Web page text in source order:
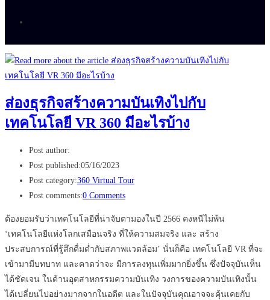
ส่องธุรกิจสร้างความบันเทิงไปกับ
เทคโนโลยี VR 360 มีอะไรบ้าง
Post author:
Post published:05/16/2023
Post category:360 Virtual Tour
Post comments:0 Comments
ต้องยอมรับว่าเทคโนโลยีที่น่าจับตามองในปี 2566 คงหนีไม่พ้น
‘เทคโนโลยีแห่งโลกเสมือนจริง ที่ให้ความสมจริง และ สร้าง
ประสบการณ์ที่รู้สึกดื่มด่ำกับสภาพแวดล้อม’ นั่นก็คือ เทคโนโลยี VR ที่จะ
เข้ามามีบทบาท และคาดว่าจะ มีการลงทุนเพิ่มมากยิ่งขึ้น ซึ่งปัจจุบันเห็น
ได้ชัดเจน ในด้านอุตสาหกรรมความบันเทิง วงการของความบันเทิงนั้น
ได้เปลี่ยนไปอย่างมากจากในอดีต และในปัจจุบันคุณอาจจะคุ้นเคยกับ